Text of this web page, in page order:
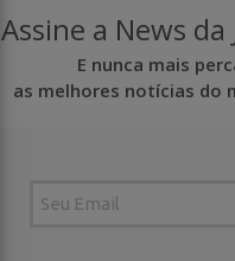
Assine a News da
E nunca mais
as melhores notícias do